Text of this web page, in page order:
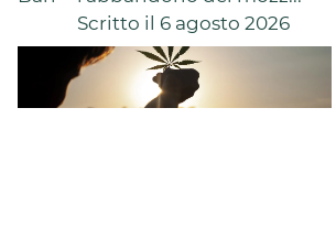
Scritto il 6 agosto 2026